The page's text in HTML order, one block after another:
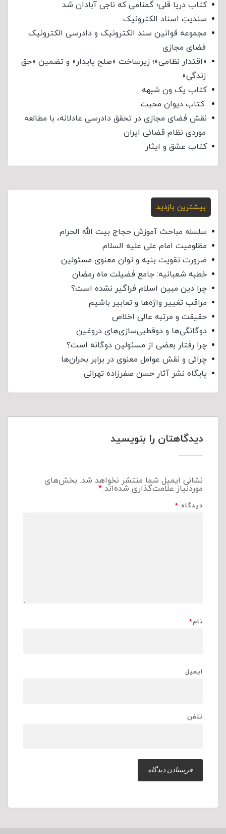
کتاب دریا قلی؛ گمنامی که ناجی آبادان شد
سندیتِ اسناد الکترونیک
مجموعه قوانین سند الکترونیک و دادرسی الکترونیک
فضای مجازی
«اقتدار نظامی»؛ زیرساخت «صلح پایدار» و تضمین «حق
زندگی»
کتاب یک ون شبهه
کتاب دیوان محبت
نقش فضای مجازی در تحقق دادرسی عادلانه، با مطالعه
موردی نظام قضائی ایران
کتاب عشق و ایثار
بیشترین بازدید
سلسله مباحث آموزش حجاج بیت الله الحرام
مظلومیت امام علی علیه السلام
ضرورت تقویت بنیه و توان معنوی مسئولین
خطبه شعبانیه: جامع فضیلت ماه رمضان
چرا دین مبین اسلام فراگیر نشده است؟
مراقب تغییر واژه‌ها و تعابیر باشیم
حقیقت و مرتبه عالی اخلاص
دوگانگی‌ها و دوقطبی‌سازی‌های دروغین
چرا رفتار بعضی از مسئولین دوگانه است؟
چرائی و نقش عوامل معنوی در برابر بحران‌ها
پایگاه نشر آثار حسن صفرزاده تهرانی
دیدگاهتان را بنویسید
نشانی ایمیل شما منتشر نخواهد شد. بخش‌های
موردنیاز علامت‌گذاری شده‌اند*
دیدگاه *
نام*
ایمیل
تلفن